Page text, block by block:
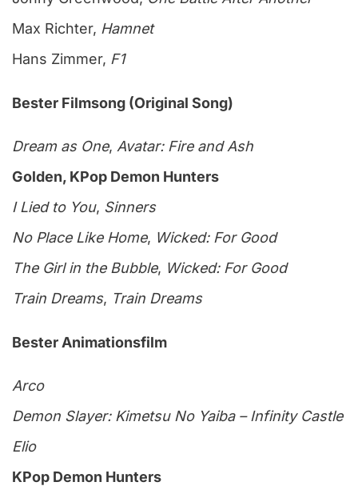
Max Richter, Hamnet
Hans Zimmer, F1
Bester Filmsong (Original Song)
Dream as One, Avatar: Fire and Ash
Golden, KPop Demon Hunters
I Lied to You, Sinners
No Place Like Home, Wicked: For Good
The Girl in the Bubble, Wicked: For Good
Train Dreams, Train Dreams
Bester Animationsfilm
Arco
Demon Slayer: Kimetsu No Yaiba – Infinity Castle
Elio
KPop Demon Hunters